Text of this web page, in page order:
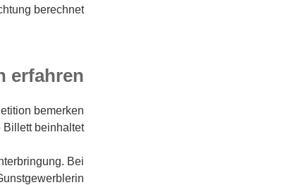
berechnet.
erfahren
bemerken
beinhaltet.
Bei